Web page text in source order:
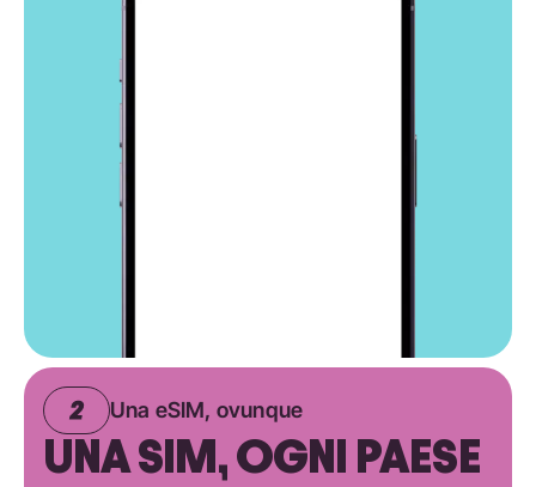
Una eSIM, ovunque
UNA SIM, OGNI PAESE